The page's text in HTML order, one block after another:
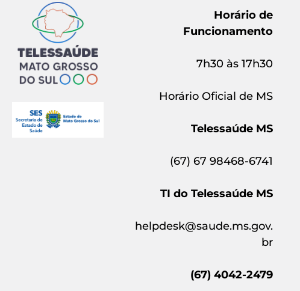
Horário de
Funcionamento
7h30 às 17h30
Horário Oficial de MS
Telessaúde MS
(67) 67 98468-6741
TI do Telessaúde MS
helpdesk@saude.ms.gov.
br
(67) 4042-2479